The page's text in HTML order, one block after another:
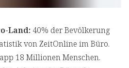
Land: 40% der Bevölkerung
von ZeitOnline im Büro.
18 Millionen Menschen.